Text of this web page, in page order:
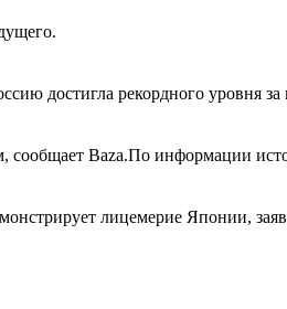
достигла рекордного уровня
Baza.По информации
лицемерие Японии,